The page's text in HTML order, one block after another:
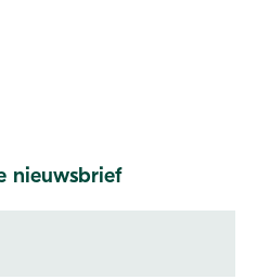
nieuwsbrief